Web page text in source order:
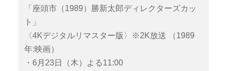
「座頭市（1989）勝新太郎ディレクターズカッ
ト」
〈4Kデジタルリマスター版〉※2K放送 （1989
年:映画）
・6月23日（木）よる11:00